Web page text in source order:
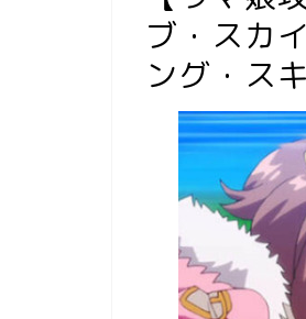
ブ・スカ
ング・ス